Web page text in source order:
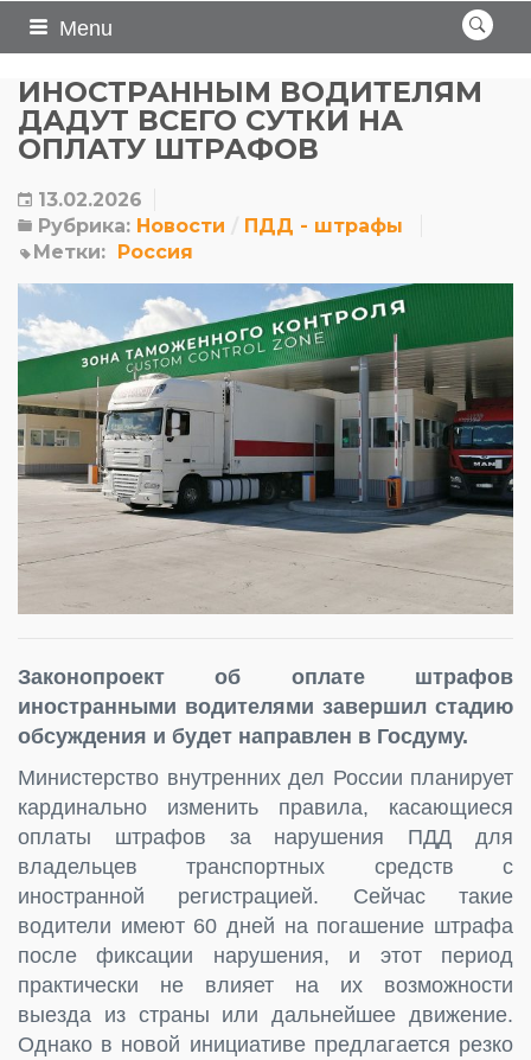
Menu
ИНОСТРАННЫМ ВОДИТЕЛЯМ
ДАДУТ ВСЕГО СУТКИ НА
ОПЛАТУ ШТРАФОВ
13.02.2026
Рубрика: Новости
ПДД - штрафы
Метки: Россия
Законопроект об оплате штрафов
иностранными водителями завершил стадию
обсуждения и будет направлен в Госдуму.
Министерство внутренних дел России планирует
кардинально изменить правила, касающиеся
оплаты штрафов за нарушения ПДД для
владельцев транспортных средств с
иностранной регистрацией. Сейчас такие
водители имеют 60 дней на погашение штрафа
после фиксации нарушения, и этот период
практически не влияет на их возможности
выезда из страны или дальнейшее движение.
Однако в новой инициативе предлагается резко